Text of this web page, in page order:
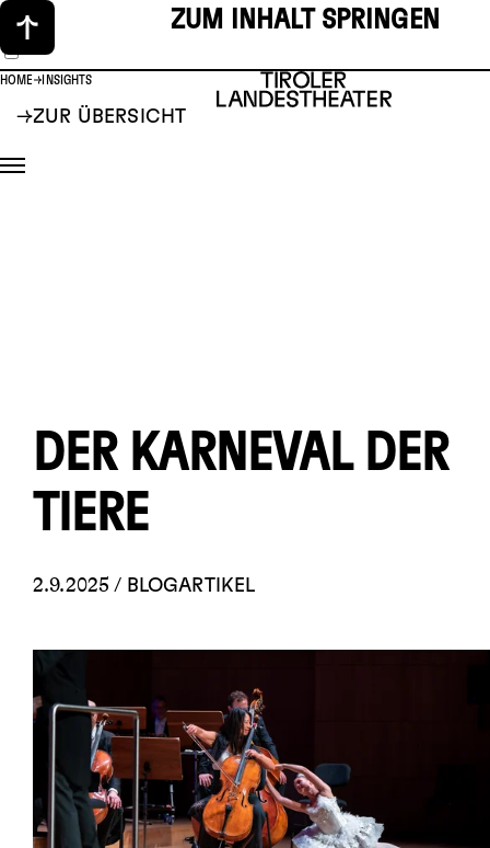
ZUM INHALT SPRINGEN
HOME INSIGHTS
ZUR ÜBERSICHT
DER KARNEVAL DER
TIERE
2.9.2025 / BLOGARTIKEL